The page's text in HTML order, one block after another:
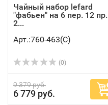
Чайный набор lefard
"фабьен" на 6 пер. 12 пр.
2...
Арт.:760-463(C)
(0)
9 379 руб.
6 779 руб.